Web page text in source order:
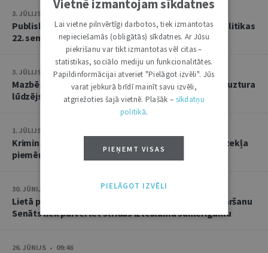
3. JŪLIJS • 18:23
Publisko tiesību institūta konstitucionālās tiesībpolitikas
22. seminārs
3. JŪLIJS • 14:45
Mazbērniem nav pienākuma uzturēt vecvecākus, ja uztura
lūdzējs nav par viņiem rūpējies
1. JŪLIJS • 17:38
Kriminālsoda un medicīniska rakstura piespiedu līdzekļa
piemērošana savstarpēji viens otru neizslēdz
30. JŪNIJS • 14:58
Lietā par namu pārvaldnieces goda un cieņas aizskaršanu
Senāts liek pārvērtēt strīdus izteikumu samērīgumu
26. JŪNIJS • 09:46
Vietnē izmantojam sīkdatnes
Lai vietne pilnvērtīgi darbotos, tiek izmantotas
nepieciešamās (obligātās) sīkdatnes. Ar Jūsu
piekrišanu var tikt izmantotas vēl citas –
statistikas, sociālo mediju un funkcionalitātes.
Papildinformācijai atveriet "Pielāgot izvēli". Jūs
varat jebkurā brīdī mainīt savu izvēli,
atgriežoties šajā vietnē. Plašāk – sīkdatņu
politikā.
PIEŅEMT VISAS
PIELĀGOT IZVĒLI